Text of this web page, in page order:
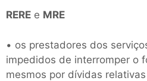
RERE e MRE
• os prestadores dos
impedidos de interromper o
mesmos por dívidas